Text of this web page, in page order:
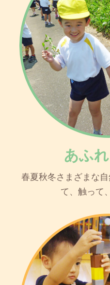
あふ
春夏秋冬さまざまな
て、触って